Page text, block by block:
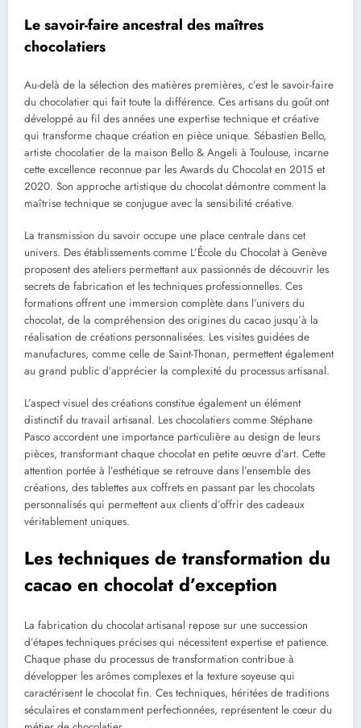
Le savoir-faire ancestral des maîtres
chocolatiers
Au-delà de la sélection des matières premières, c’est le savoir-faire
du chocolatier qui fait toute la différence. Ces artisans du goût ont
développé au fil des années une expertise technique et créative
qui transforme chaque création en pièce unique. Sébastien Bello,
artiste chocolatier de la maison Bello & Angeli à Toulouse, incarne
cette excellence reconnue par les Awards du Chocolat en 2015 et
2020. Son approche artistique du chocolat démontre comment la
maîtrise technique se conjugue avec la sensibilité créative.
La transmission du savoir occupe une place centrale dans cet
univers. Des établissements comme L’École du Chocolat à Genève
proposent des ateliers permettant aux passionnés de découvrir les
secrets de fabrication et les techniques professionnelles. Ces
formations offrent une immersion complète dans l’univers du
chocolat, de la compréhension des origines du cacao jusqu’à la
réalisation de créations personnalisées. Les visites guidées de
manufactures, comme celle de Saint-Thonan, permettent également
au grand public d’apprécier la complexité du processus artisanal.
L’aspect visuel des créations constitue également un élément
distinctif du travail artisanal. Les chocolatiers comme Stéphane
Pasco accordent une importance particulière au design de leurs
pièces, transformant chaque chocolat en petite œuvre d’art. Cette
attention portée à l’esthétique se retrouve dans l’ensemble des
créations, des tablettes aux coffrets en passant par les chocolats
personnalisés qui permettent aux clients d’offrir des cadeaux
véritablement uniques.
Les techniques de transformation du
cacao en chocolat d’exception
La fabrication du chocolat artisanal repose sur une succession
d’étapes techniques précises qui nécessitent expertise et patience.
Chaque phase du processus de transformation contribue à
développer les arômes complexes et la texture soyeuse qui
caractérisent le chocolat fin. Ces techniques, héritées de traditions
séculaires et constamment perfectionnées, représentent le cœur du